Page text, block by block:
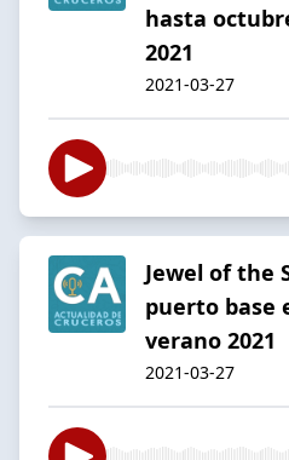
hasta
2021
2021-03-27
Jewel of the
puerto base
verano 2021
2021-03-27